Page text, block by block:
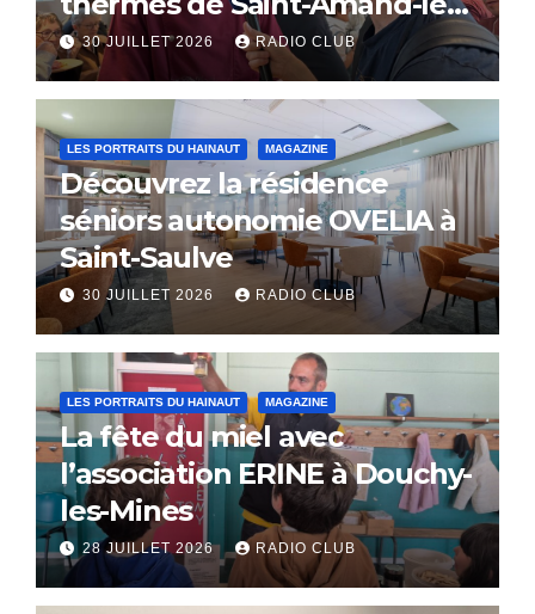
Eaux
30 JUILLET 2026 RADIO CLUB
LES PORTRAITS DU HAINAUT MAGAZINE
Découvrez la résidence
séniors autonomie OVELIA à
Saint-Saulve
30 JUILLET 2026 RADIO CLUB
LES PORTRAITS DU HAINAUT MAGAZINE
La fête du miel avec
l’association ERINE à Douchy-
les-Mines
28 JUILLET 2026 RADIO CLUB